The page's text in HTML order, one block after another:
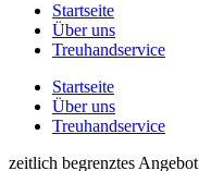
Startseite
Über uns
Treuhandservice
Startseite
Über uns
Treuhandservice
zeitlich begrenztes Angebot